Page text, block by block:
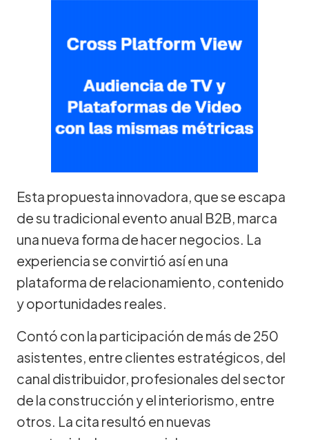
Esta propuesta innovadora, que se escapa
de su tradicional evento anual B2B, marca
una nueva forma de hacer negocios. La
experiencia se convirtió así en una
plataforma de relacionamiento, contenido
y oportunidades reales.
Contó con la participación de más de 250
asistentes, entre clientes estratégicos, del
canal distribuidor, profesionales del sector
de la construcción y el interiorismo, entre
otros. La cita resultó en nuevas